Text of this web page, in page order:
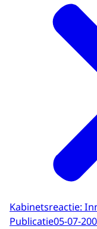
Kabinetsreactie:
Publicatie05-07-